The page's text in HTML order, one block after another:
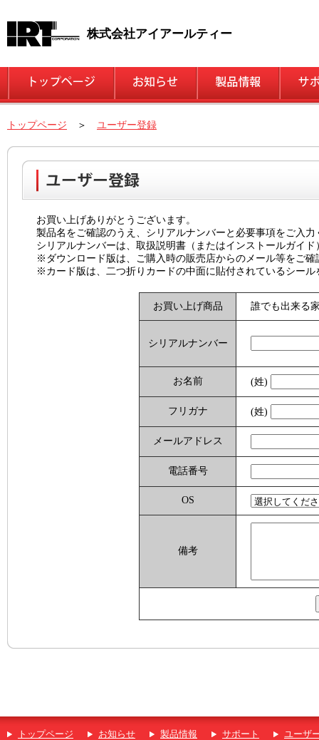
株式会社アイアールティー
トップページ ＞ ユーザー登録
お買い上げありがとうございます。
製品名をご確認のうえ、シリアルナンバーと必要事項をご入力
シリアルナンバーは、取扱説明書（またはインストールガイ
※ダウンロード版は、ご購入時の販売店からのメール等をご確
※カード版は、二つ折りカードの中面に貼付されているシール
お買い上げ商品 誰でも出来る
シリアルナンバー
お名前 (姓)
フリガナ (姓)
メールアドレス
電話番号
OS
備考
トップページ お知らせ 製品情報 サポート ユーザ